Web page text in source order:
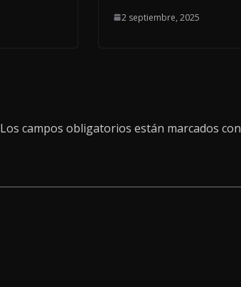
2 septiembre, 2025
Los campos obligatorios están marcados con